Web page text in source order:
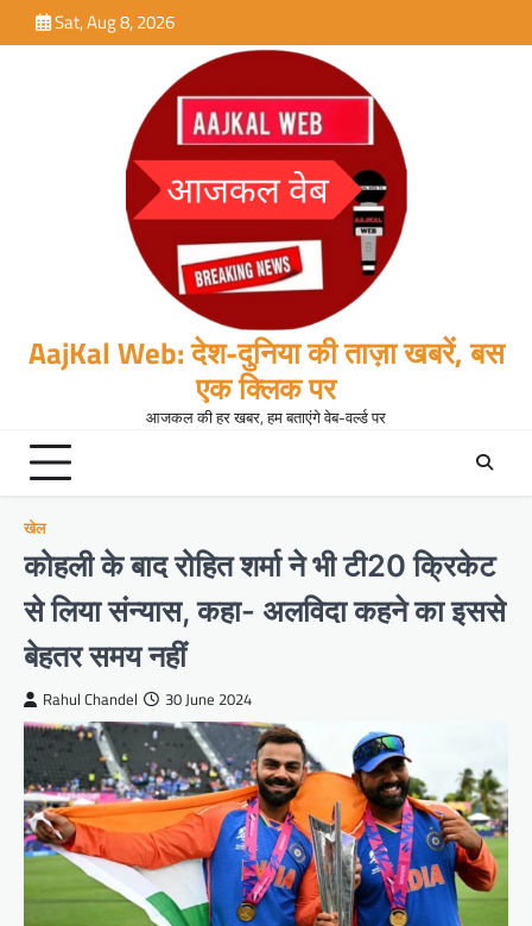
to
Sat, Aug 8, 2026
AajKal Web: देश-दुनिया की ताज़ा खबरें, बस
एक क्लिक पर
आजकल की हर खबर, हम बताएंगे वेब-वर्ल्ड पर
खेल
कोहली के बाद रोहित शर्मा ने भी टी20 क्रिकेट
से लिया संन्यास, कहा- अलविदा कहने का इससे
बेहतर समय नहीं
Rahul Chandel 30 June 2024